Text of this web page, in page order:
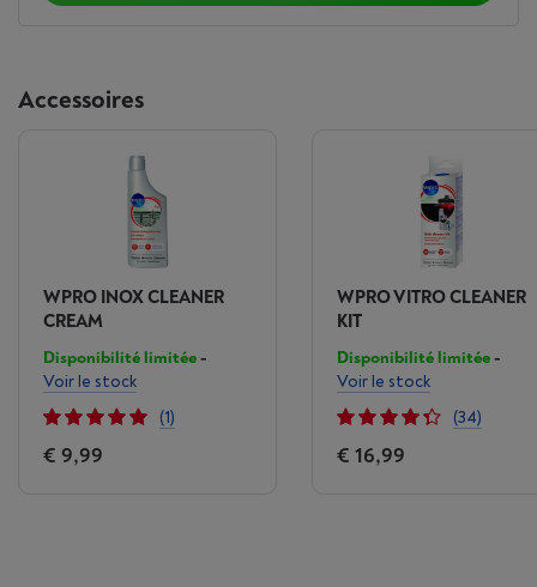
Accessoires
WPRO INOX CLEANER
CREAM
Disponibilité limitée-
Voir le stock
(1)
€ 9,99
WPRO VITRO CLEANER
KIT
Disponibilité limitée-
Voir le stock
(34)
€ 16,99